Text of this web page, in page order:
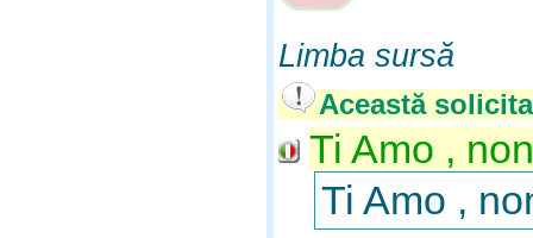
Limba sursă
Această
Ti Amo ,
Ti Amo ,